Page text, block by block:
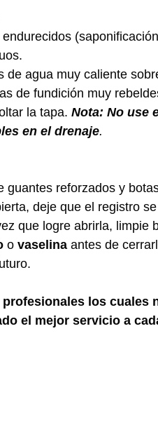
de agua muy caliente
de fundición muy
la tapa. Nota: No use
en el drenaje.
guantes reforzados y
deje que el registro
que logre abrirla, limpie
o vaselina antes de
los cuales
el mejor servicio a